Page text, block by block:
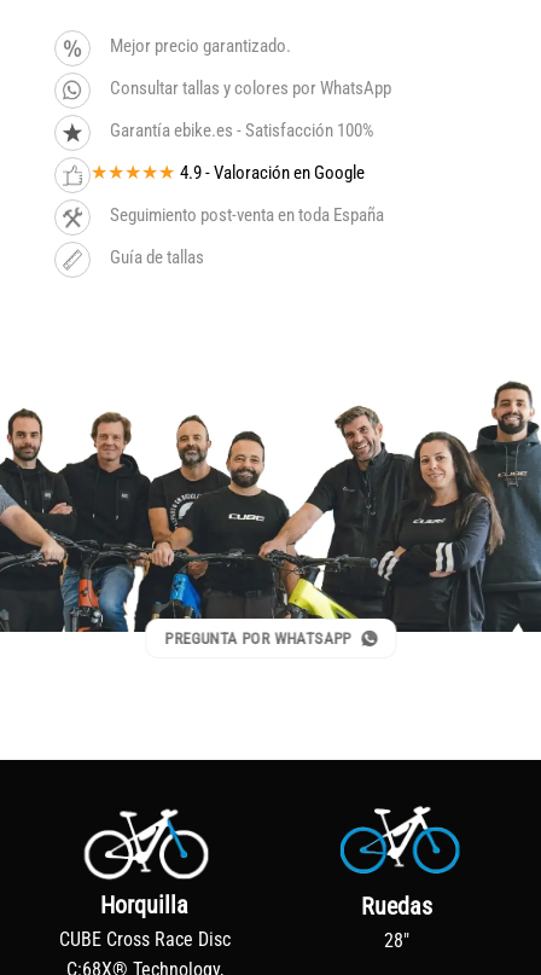
Mejor precio garantizado.
Consultar tallas y colores por WhatsApp
Garantía ebike.es - Satisfacción 100%
★★★★★ 4.9 - Valoración en Google
Seguimiento post-venta en toda España
Guía de tallas
PREGUNTA POR WHATSAPP
Horquilla
CUBE Cross Race Disc
C:68X® Technology,
Ruedas
28"